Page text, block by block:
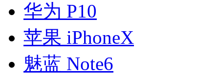
华为 P10
苹果 iPhoneX
魅蓝 Note6